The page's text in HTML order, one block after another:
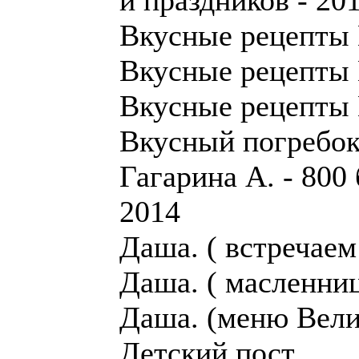
Вкусные
Вкусные
Вкусные
Вкусный
Гагарина А. - 800
2014
Даша. (
Даша. (
Даша. (меню